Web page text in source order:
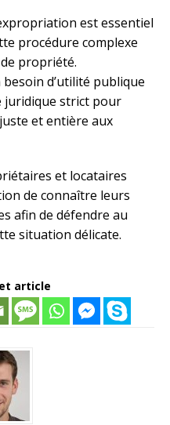
est essentiel
procédure complexe
propriété.
d’utilité publique
juridique strict pour
et entière aux
et locataires
de connaître leurs
afin de défendre au
situation délicate.
article